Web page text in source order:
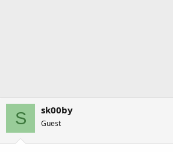
S sk00by
Guest